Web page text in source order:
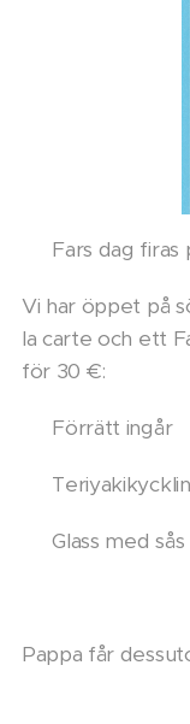
🧔 Fars dag
Vi har öppet på
la carte och ett
för 30 €:
🍴 Förrätt ingår
🍗
🍨 Glass med sås
Pappa får